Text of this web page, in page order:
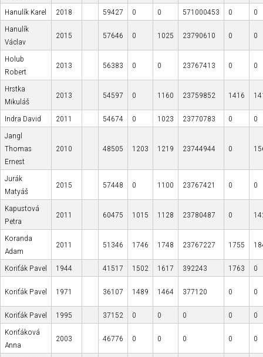
Hanulík Karel 2018 59427 0 0 571000453 0
0
Hanulík
Václav
2015 57646 0 1025 23790610 0 0
Holub
Robert
2013 56383 0 0 23767413 0 0
Hrstka
Mikuláš
2013 54597 0 1160 23759852 1416
Indra David 2011 54674 0 1023 23770783 0
0
Jangl
Thomas
Ernest
2010 48505 1203 1219 23744944 0
Jurák
Matyáš
2015 57448 0 1100 23767421 0 0
Kapustová
Petra
2011 60475 1015 1128 23780487 0
Koranda
Adam
2011 51346 1746 1748 23767227 1755
Koriťák Pavel 1944 41517 1502 1617 392243 1763 0
Koriťák Pavel 1971 36107 1489 1464 377120 0 0
Koriťák Pavel 1995 37152 0 0 0 0
0
Koriťáková
Anna
2003 46776 0 0 0 0 0